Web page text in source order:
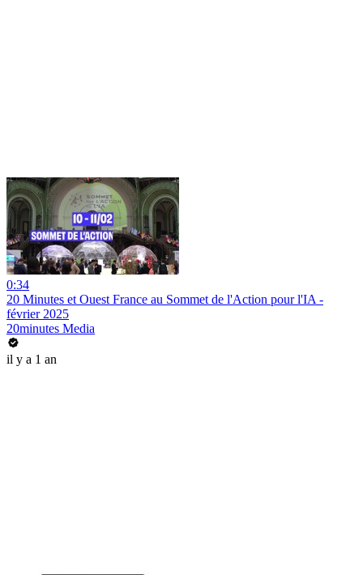
0:34
20 Minutes et Ouest France au Sommet de l'Action pour l'IA -
février 2025
20minutes Media
il y a 1 an